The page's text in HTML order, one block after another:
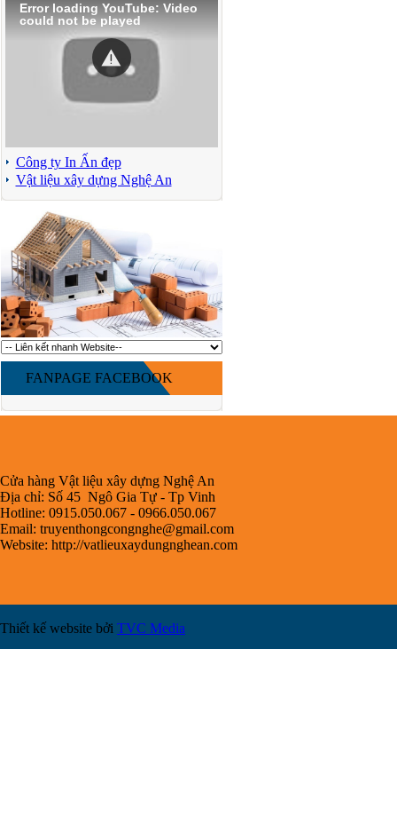
Error loading YouTube: Video
could not be played
Công ty In Ấn đẹp
Vật liệu xây dựng Nghệ An
FANPAGE FACEBOOK
Cửa hàng Vật liệu xây dựng Nghệ An
Địa chỉ: Số 45 Ngô Gia Tự - Tp Vinh
Hotline: 0915.050.067 - 0966.050.067
Email: truyenthongcongnghe@gmail.com
Website: http://vatlieuxaydungnghean.com
Thiết kế website bởi TVC Media